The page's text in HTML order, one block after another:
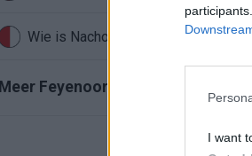
I want
Wie is Nacho Ferri? Profiel van
Meer Feyenoord-nieuws